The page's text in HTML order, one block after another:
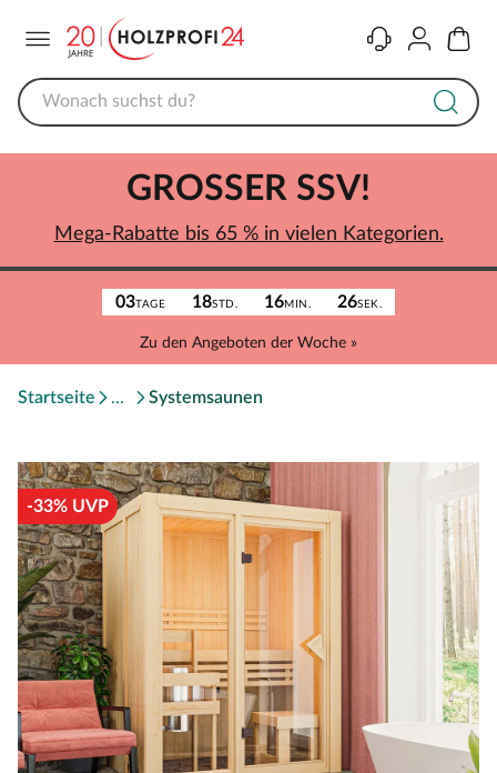
KontaktKonto
03TAGE 18STD. 16MIN. 26SEK.
Zu den Angeboten der Woche »
GROSSER SSV!
Mega-Rabatte bis 65 % in vielen Kategorien.
Startseite Systemsaunen
-33% UVP